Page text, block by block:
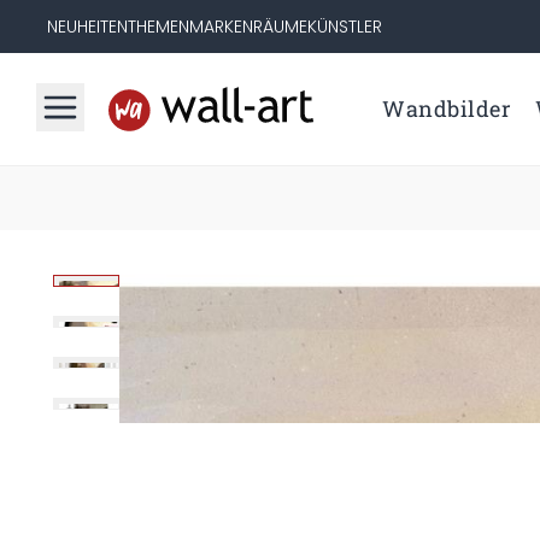
NEUHEITENTHEMENMARKENRÄUMEKÜNSTLER
Wandbilder